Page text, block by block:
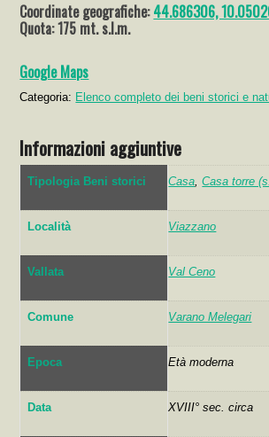
Coordinate geografiche:44.686306,
Quota: 175 mt. s.l.m.
Google Maps
Categoria: Elenco completo dei beni storici e
Informazioni aggiuntive
Tipologia Beni storici Casa,Casa torre
Località Viazzano
Vallata Val Ceno
Comune Varano Melegari
Epoca Età moderna
Data XVIII° sec. circa